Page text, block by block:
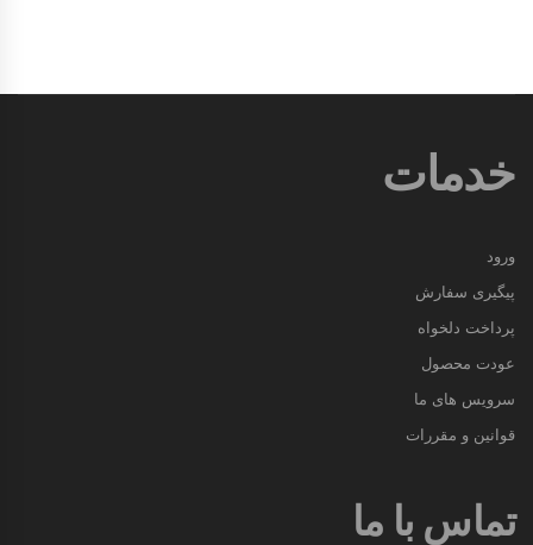
خدمات
ورود
پیگیری سفارش
پرداخت دلخواه
عودت محصول
سرویس های ما
قوانین و مقررات
تماس با ما